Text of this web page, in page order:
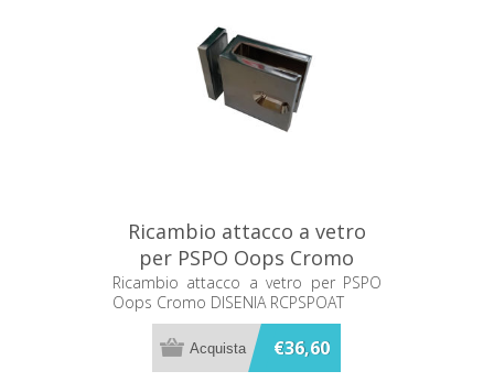
Ricambio attacco a vetro
per PSPO Oops Cromo
DISENIA RCPSPOAT
Ricambio attacco a vetro per PSPO
Oops Cromo DISENIA RCPSPOAT
€36,60